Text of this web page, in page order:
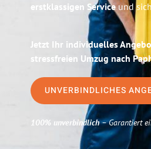
erstklassigen Serviceund
Jetzt Ihr individuelles
stressfreien Umzug nach
UNVERBINDLICHES
100% unverbindlich– Garantiert